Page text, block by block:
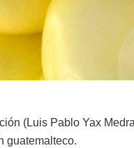
(Luis Pablo Yax
guatemalteco.